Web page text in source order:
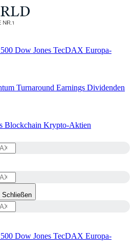
Dow Jones TecDAX Europa-
Turnaround Earnings Dividenden
Blockchain Krypto-Aktien
Schließen
Dow Jones TecDAX Europa-